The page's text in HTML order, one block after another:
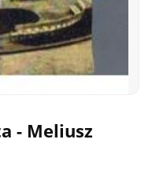
- Meliusz